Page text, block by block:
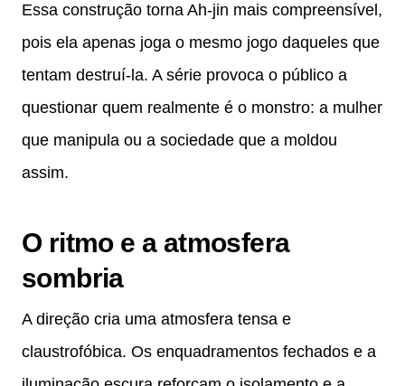
Essa construção torna Ah-jin mais compreensível,
pois ela apenas joga o mesmo jogo daqueles que
tentam destruí-la. A série provoca o público a
questionar quem realmente é o monstro: a mulher
que manipula ou a sociedade que a moldou
assim.
O ritmo e a atmosfera
sombria
A direção cria uma atmosfera tensa e
claustrofóbica. Os enquadramentos fechados e a